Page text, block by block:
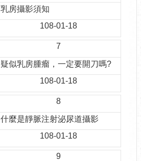
乳房攝影須知
108-01-18
7
疑似乳房腫瘤，一定要開刀嗎?
108-01-18
8
什麼是靜脈注射泌尿道攝影
108-01-18
9